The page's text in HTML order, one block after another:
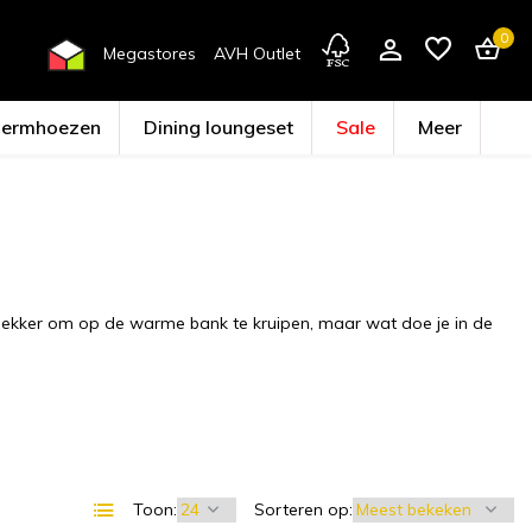
Megastores AVH Outlet
0
Dining loungeset Sale Meer
om op de warme bank te kruipen, maar wat doe je in de
Toon: Sorteren op: